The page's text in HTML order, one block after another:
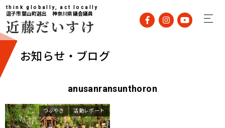
think globally, act locally
逗子市葉山町選出 神奈川県議会議員
近藤だいすけ
お知らせ・ブログ
anusanransunthoron
つぶやき 活動レポート